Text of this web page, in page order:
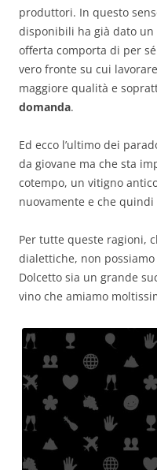
produttori. In questo
disponibili ha già dato
offerta comporta di per
vero fronte su cui
maggiore qualità e
domanda.
Ed ecco l’ultimo dei
da giovane ma che sta
cotempo, un vitigno
nuovamente e che
Per tutte queste ragioni,
dialettiche, non possiamo
Dolcetto sia un grande
vino che amiamo